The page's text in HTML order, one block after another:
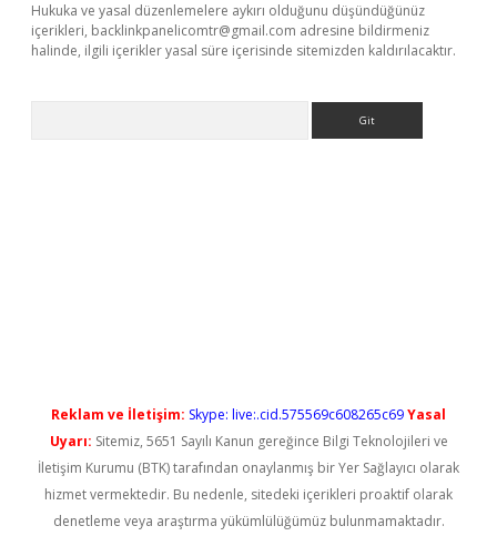
Hukuka ve yasal düzenlemelere aykırı olduğunu düşündüğünüz
içerikleri, backlinkpanelicomtr@gmail.com adresine bildirmeniz
halinde, ilgili içerikler yasal süre içerisinde sitemizden kaldırılacaktır.
Reklam ve İletişim: Skype: live:.cid.575569c608265c69Yasal
Uyarı: Sitemiz, 5651 Sayılı Kanun gereğince Bilgi Teknolojileri ve
İletişim Kurumu (BTK) tarafından onaylanmış bir Yer Sağlayıcı olarak
hizmet vermektedir. Bu nedenle, sitedeki içerikleri proaktif olarak
denetleme veya araştırma yükümlülüğümüz bulunmamaktadır.